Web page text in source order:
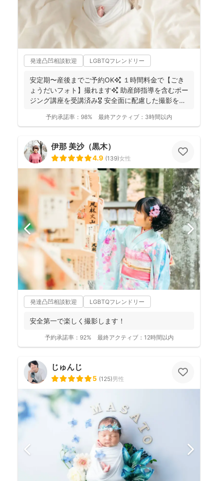
発達凸凹相談歓迎 LGBTQフレンドリー
安定期〜産後までご予約OK✨ １時間料金で【ごき
ょうだいフォト】撮れます✨ 助産師指導を含むポー
ジング講座を受講済み🎖️ 安全面に配慮した撮影を行
予約承諾率： 98% 最終アクティブ： 3時間以内
伊那 美沙（黒木）
4.9 (139)女性
発達凸凹相談歓迎 LGBTQフレンドリー
安全第一で楽しく撮影します！
予約承諾率： 92% 最終アクティブ： 12時間以内
じゅんじ
5 (125)男性